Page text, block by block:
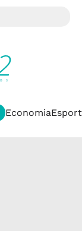
Economia